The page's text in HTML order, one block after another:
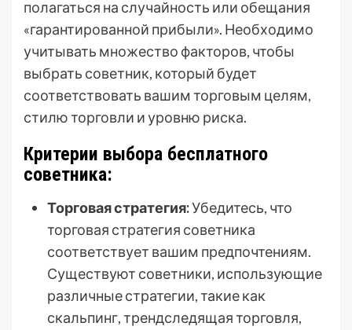
полагаться на случайность или обещания
«гарантированной прибыли». Необходимо
учитывать множество факторов, чтобы
выбрать советник, который будет
соответствовать вашим торговым целям,
стилю торговли и уровню риска.
Критерии выбора бесплатного
советника:
Торговая стратегия:Убедитесь, что
торговая стратегия советника
соответствует вашим предпочтениям.
Существуют советники, использующие
различные стратегии, такие как
скальпинг, трендследящая торговля,